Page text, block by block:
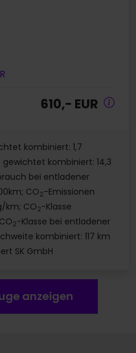
610,- EUR
kombiniert: 1,7
gewichtet kombiniert: 14,3
bei entladener
CO2-Emissionen
km; CO2-Klasse
CO2-Klasse bei entladener
kombiniert: 117 km
SK GmbH
anzeigen